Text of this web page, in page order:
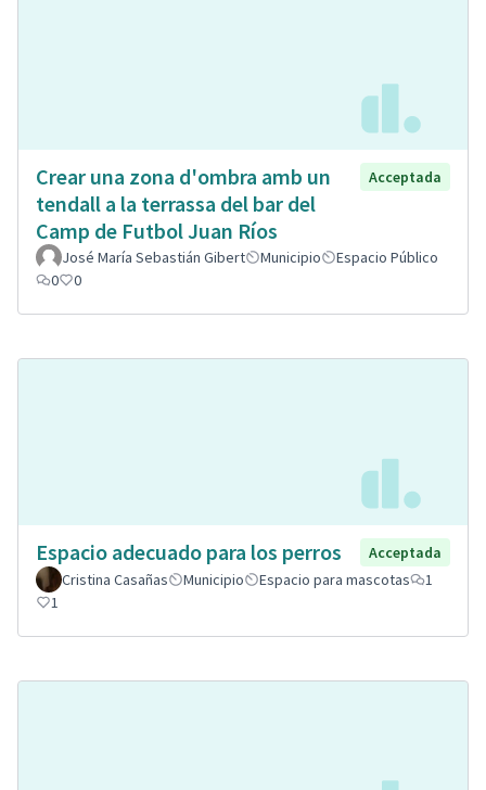
Crear una zona d'ombra amb un
tendall a la terrassa del bar del
Camp de Futbol Juan Ríos
Acceptada
José María Sebastián Gibert Municipio
Espacio Público
0
0
Espacio adecuado para los perros
Acceptada
Cristina Casañas
Municipio Espacio para mascotas
1
1